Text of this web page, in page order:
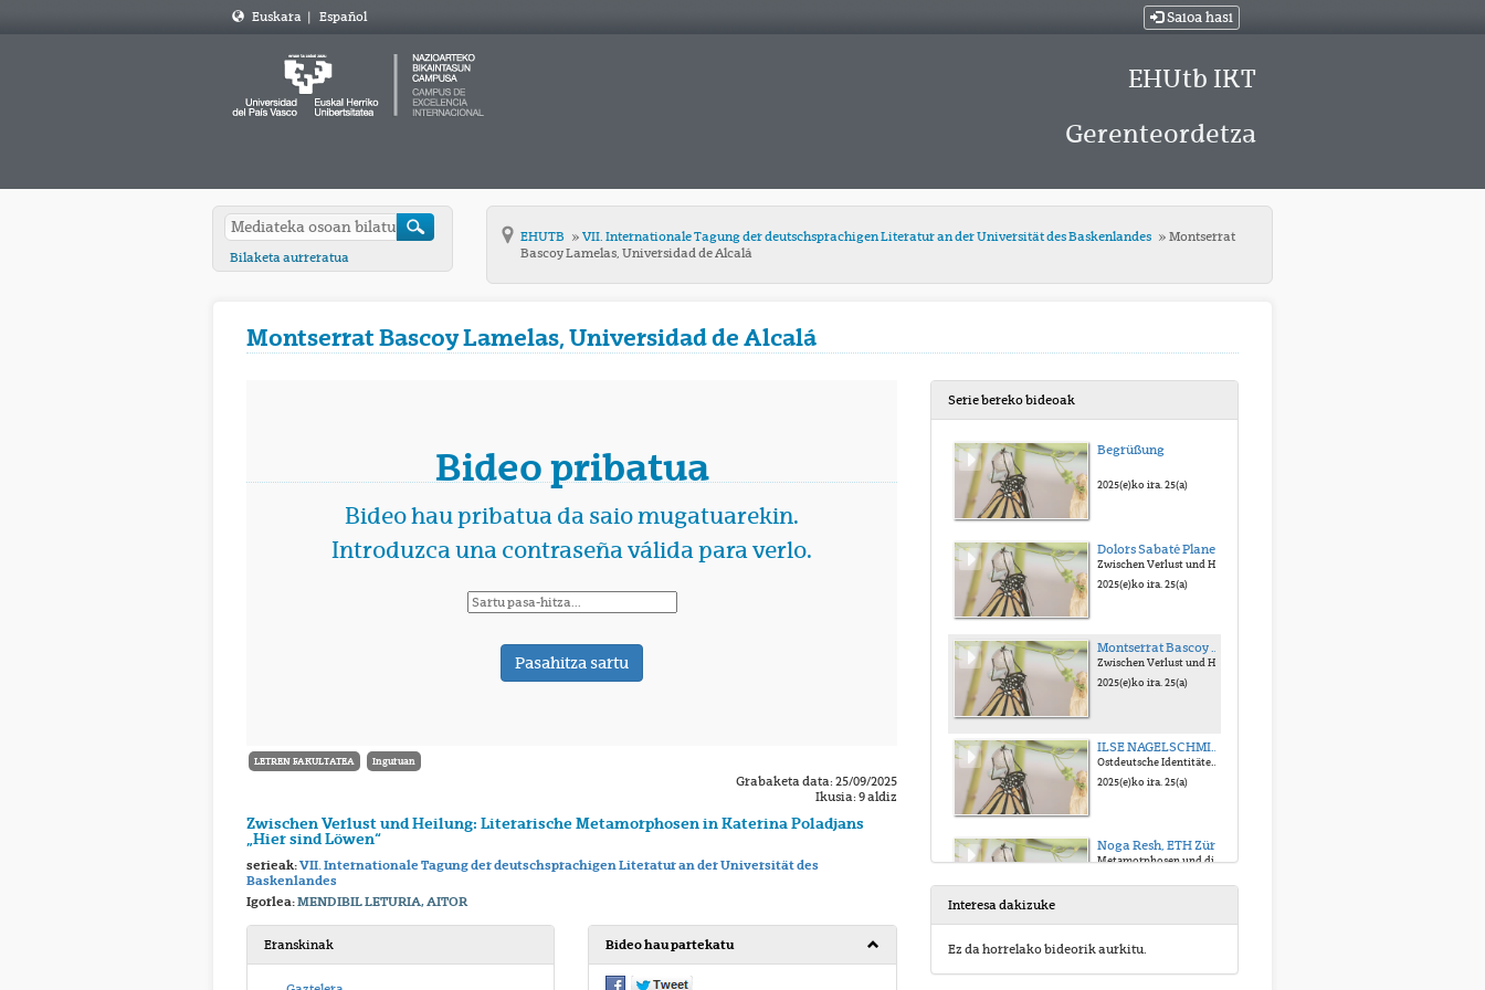
Euskara | Español Saioa hasi
EHUtb IKT
Gerenteordetza
Bilaketa aurreratua
EHUTB VII. Internationale Tagung der deutschsprachigen Literatur an der Universität des Baskenlandes
Montserrat
Bascoy Lamelas, Universidad de Alcalá
Montserrat Bascoy Lamelas, Universidad de Alcalá
LETREN FAKULTATEA Inguruan
Grabaketa data: 25/09/2025
Ikusia: 9 aldiz
Zwischen Verlust und Heilung: Literarische Metamorphosen in Katerina Poladjans
„Hier sind Löwen“
serieak:VII. Internationale Tagung der deutschsprachigen Literatur an der Universität des
Baskenlandes
Igorlea:MENDIBIL LETURIA, AITOR
Eranskinak Bideo hau partekatu
Serie bereko bideoak
Begrüßung
2025(e)ko ira. 25(a)
Dolors Sabaté Planes, Universidad de Santiago de Compostela
Zwischen Verlust und Heilung: Literarische Metamorphosen in Katerina Poladjans „Hier sind Löwen“
2025(e)ko ira. 25(a)
Montserrat Bascoy Lamelas, Universidad de Alcalá
Zwischen Verlust und Heilung: Literarische Metamorphosen in Katerina Poladjans „Hier sind Löwen“
2025(e)ko ira. 25(a)
ILSE NAGELSCHMIDT, Universität Leipzig
Ostdeutsche Identitäten im Transformationsprozess
2025(e)ko ira. 25(a)
Noga Resh, ETH Zürich
Metamorphosen und die jüdische Moderne
Interesa dakizuke
Ez da horrelako bideorik aurkitu.